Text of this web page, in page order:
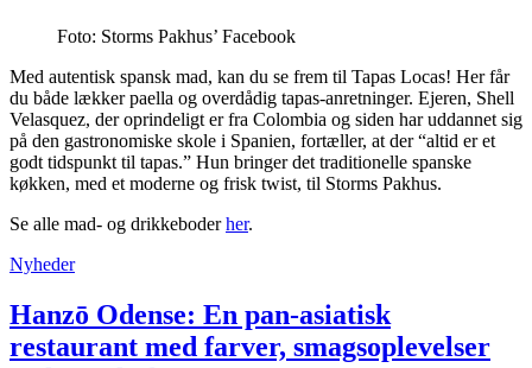
Foto: Storms Pakhus’ Facebook
Med autentisk spansk mad, kan du se frem til Tapas Locas! Her får
du både lækker paella og overdådig tapas-anretninger. Ejeren, Shell
Velasquez, der oprindeligt er fra Colombia og siden har uddannet sig
på den gastronomiske skole i Spanien, fortæller, at der “altid er et
godt tidspunkt til tapas.” Hun bringer det traditionelle spanske
køkken, med et moderne og frisk twist, til Storms Pakhus.
Se alle mad- og drikkeboderher.
Nyheder
Hanzō Odense: En pan-asiatisk
restaurant med farver, smagsoplevelser